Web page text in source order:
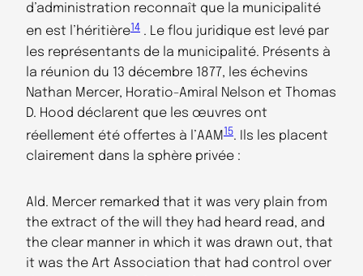
d’administration reconnaît que la municipalité
en est l’héritière14 . Le flou juridique est levé par
les représentants de la municipalité. Présents à
la réunion du 13 décembre 1877, les échevins
Nathan Mercer, Horatio-Amiral Nelson et Thomas
D. Hood déclarent que les œuvres ont
réellement été offertes à l’AAM 15. Ils les placent
clairement dans la sphère privée :
Ald. Mercer remarked that it was very plain from
the extract of the will they had heard read, and
the clear manner in which it was drawn out, that
it was the Art Association that had control over